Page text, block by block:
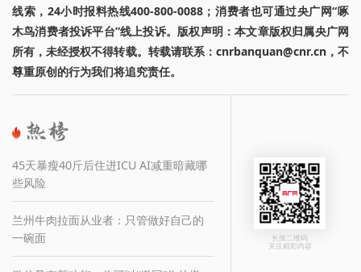
线索，24小时报料热线400-800-0088；消费者也可通过央广网“啄
木鸟消费者投诉平台”线上投诉。版权声明：本文章版权归属央广网
所有，未经授权不得转载。转载请联系：cnrbanquan@cnr.cn，不
尊重原创的行为我们将追究责任。
45天暴瘦40斤后住进ICU AI减重暗藏哪
些风险
兰州牛肉拉面从业者：只管做好自己的
一碗面
长按二维码
关注精彩内容